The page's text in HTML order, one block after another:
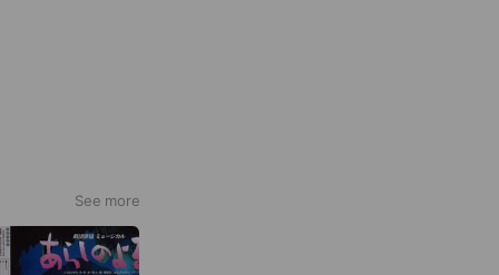
See more